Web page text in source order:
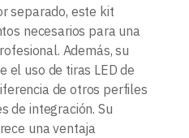
separado, este kit
necesarios para una
Además, su
el uso de tiras LED de
de otros perfiles
de integración. Su
una ventaja